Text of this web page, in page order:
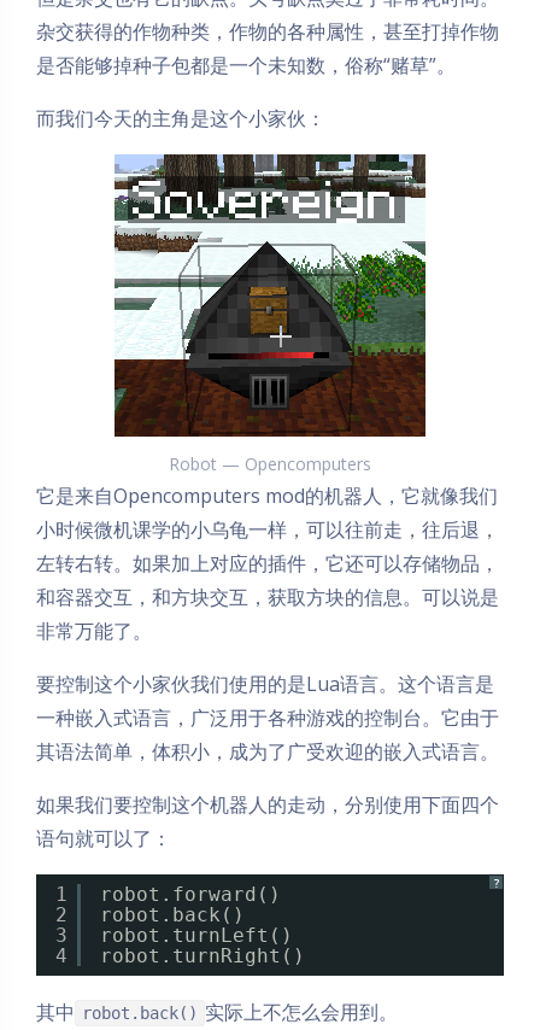
杂交获得的作物种类，作物的各种属性，甚至打掉作物
是否能够掉种子包都是一个未知数，俗称“赌草”。
而我们今天的主角是这个小家伙：
Robot — Opencomputers
它是来自Opencomputers mod的机器人，它就像我们
小时候微机课学的小乌龟一样，可以往前走，往后退，
左转右转。如果加上对应的插件，它还可以存储物品，
和容器交互，和方块交互，获取方块的信息。可以说是
非常万能了。
要控制这个小家伙我们使用的是Lua语言。这个语言是
一种嵌入式语言，广泛用于各种游戏的控制台。它由于
其语法简单，体积小，成为了广受欢迎的嵌入式语言。
如果我们要控制这个机器人的走动，分别使用下面四个
语句就可以了：
?
1
2
3
4
robot.forward()
robot.back()
robot.turnLeft()
robot.turnRight()
其中 robot.back() 实际上不怎么会用到。